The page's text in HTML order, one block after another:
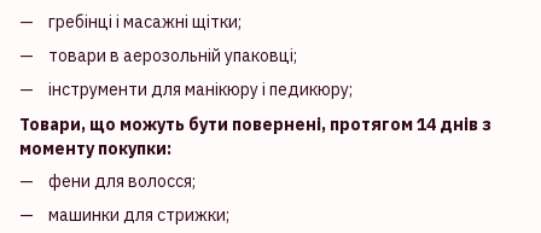
гребінці і масажні щітки;
товари в аерозольній упаковці;
інструменти для манікюру і педикюру;
Товари, що можуть бути повернені, протягом 14 днів з
моменту покупки:
фени для волосся;
машинки для стрижки;